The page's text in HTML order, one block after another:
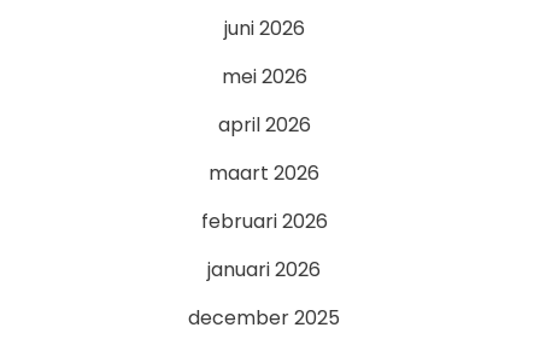
juni 2026
mei 2026
april 2026
maart 2026
februari 2026
januari 2026
december 2025